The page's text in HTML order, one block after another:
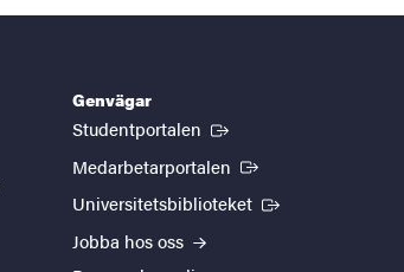
Genvägar
Studentportalen (Extern länk)
Medarbetarportalen (Extern länk)
Universitetsbiblioteket (Extern länk)
Jobba hos oss